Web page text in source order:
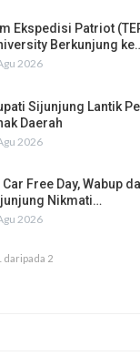
Ekspedisi Patriot
Berkunjung
2026
Sijunjung Lantik
Daerah
2026
Car Free Day, Wabup
Nikmati…
2026
daripada 2